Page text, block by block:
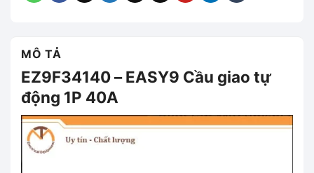
MÔ TẢ
EZ9F34140 – EASY9 Cầu giao tự
động 1P 40A